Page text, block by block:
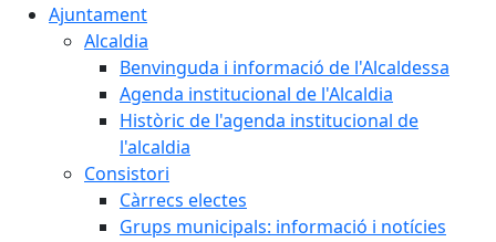
Ajuntament
Alcaldia
Benvinguda i informació de l'Alcaldessa
Agenda institucional de l'Alcaldia
Històric de l'agenda institucional de
l'alcaldia
Consistori
Càrrecs electes
Grups municipals: informació i notícies